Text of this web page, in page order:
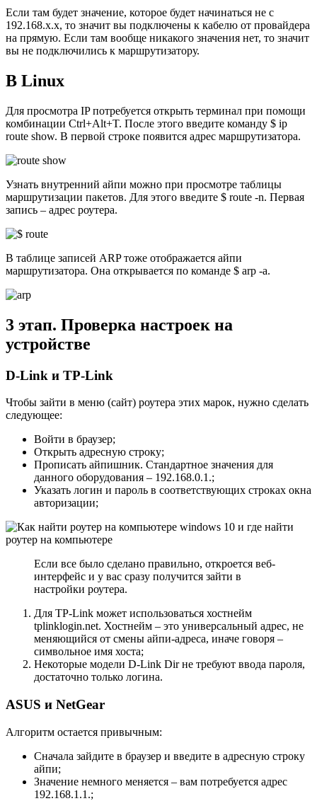
Если там будет значение, которое будет начинаться не с
192.168.х.х, то значит вы подключены к кабелю от провайдера
на прямую. Если там вообще никакого значения нет, то значит
вы не подключились к маршрутизатору.
В Linux
Для просмотра IP потребуется открыть терминал при помощи
комбинации Ctrl+Alt+T. После этого введите команду $ ip
route show. В первой строке появится адрес маршрутизатора.
Узнать внутренний айпи можно при просмотре таблицы
маршрутизации пакетов. Для этого введите $ route -n. Первая
запись – адрес роутера.
В таблице записей ARP тоже отображается айпи
маршрутизатора. Она открывается по команде $ arp -a.
3 этап. Проверка настроек на
устройстве
D-Link и TP-Link
Чтобы зайти в меню (сайт) роутера этих марок, нужно сделать
следующее:
Войти в браузер;
Открыть адресную строку;
Прописать айпишник. Стандартное значения для
данного оборудования – 192.168.0.1.;
Указать логин и пароль в соответствующих строках окна
авторизации;
Если все было сделано правильно, откроется веб-
интерфейс и у вас сразу получится зайти в
настройки роутера.
Для TP-Link может использоваться хостнейм
tplinklogin.net. Хостнейм – это универсальный адрес, не
меняющийся от смены айпи-адреса, иначе говоря –
символьное имя хоста;
Некоторые модели D-Link Dir не требуют ввода пароля,
достаточно только логина.
ASUS и NetGear
Алгоритм остается привычным:
Сначала зайдите в браузер и введите в адресную строку
айпи;
Значение немного меняется – вам потребуется адрес
192.168.1.1.;